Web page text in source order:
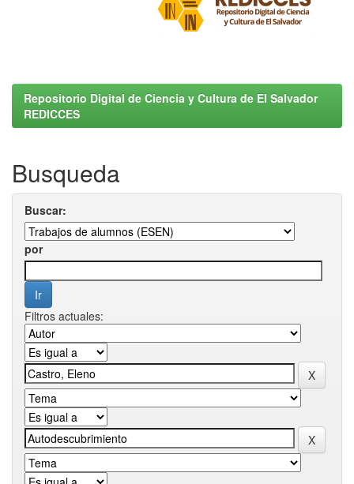
Repositorio Digital de Ciencia y Cultura de El Salvador
REDICCES
Busqueda
Buscar:
por
Filtros actuales: